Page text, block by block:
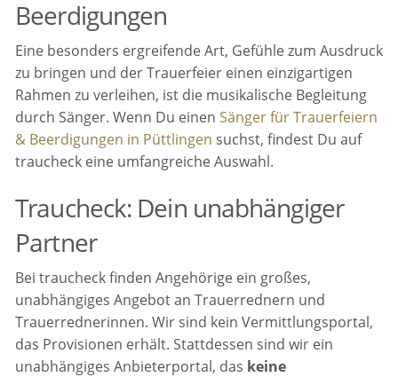
Beerdigungen
Eine besonders ergreifende Art, Gefühle zum Ausdruck
zu bringen und der Trauerfeier einen einzigartigen
Rahmen zu verleihen, ist die musikalische Begleitung
durch Sänger. Wenn Du einenSänger für Trauerfeiern
& Beerdigungen in Püttlingen suchst, findest Du auf
traucheck eine umfangreiche Auswahl.
Traucheck: Dein unabhängiger
Partner
Bei traucheck finden Angehörige ein großes,
unabhängiges Angebot an Trauerrednern und
Trauerrednerinnen. Wir sind kein Vermittlungsportal,
das Provisionen erhält. Stattdessen sind wir ein
unabhängiges Anbieterportal, das keine